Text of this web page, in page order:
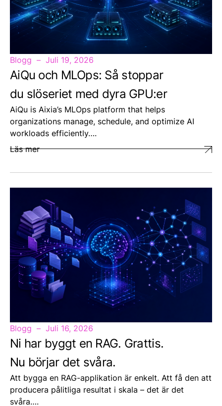
Blogg Juli 19, 2026
AiQu och MLOps: Så stoppar
du slöseriet med dyra GPU:er
AiQu is Aixia’s MLOps platform that helps
organizations manage, schedule, and optimize AI
workloads efficiently….
Läs mer
Blogg Juli 16, 2026
Ni har byggt en RAG. Grattis.
Nu börjar det svåra.
Att bygga en RAG-applikation är enkelt. Att få den att
producera pålitliga resultat i skala – det är det
svåra….